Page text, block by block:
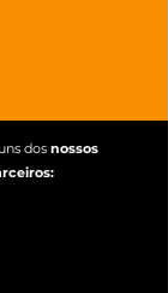
dos nossos